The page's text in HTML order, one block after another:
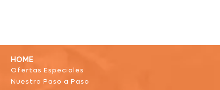
HOME
Ofertas Especiales
Nuestro Paso a Paso